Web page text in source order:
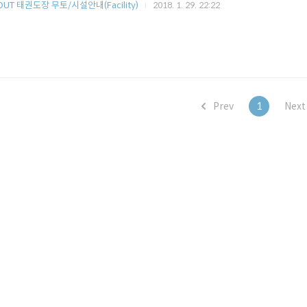
태권도장 무토/시설안내(Facility) 2018. 1. 29. 22:22
Prev 1